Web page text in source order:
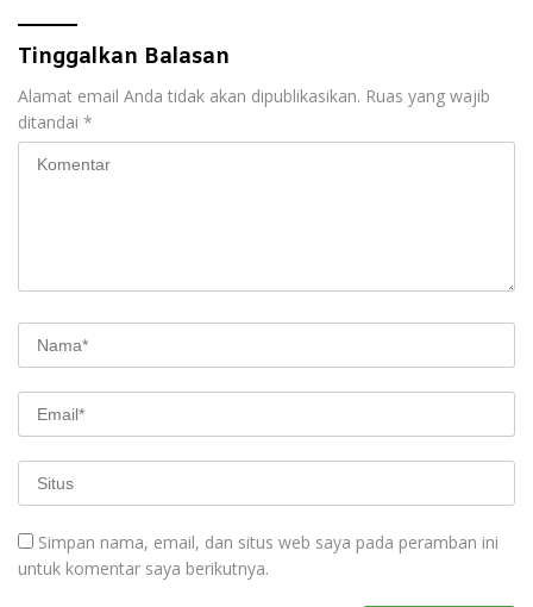
Tinggalkan Balasan
Alamat email Anda tidak akan dipublikasikan. Ruas yang wajib
ditandai *
Simpan nama, email, dan situs web saya pada peramban ini
untuk komentar saya berikutnya.